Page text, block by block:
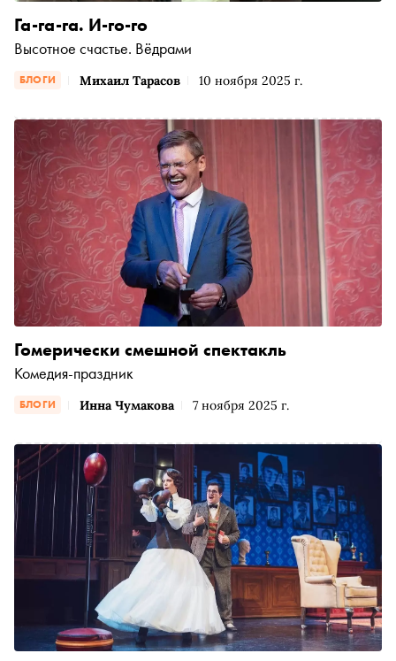
БЛОГИ Михаил Тарасов 10 ноября 2025 г.
Га-га-га. И-го-го
Высотное счастье. Вёдрами
БЛОГИ Инна Чумакова 7 ноября 2025 г.
Гомерически смешной спектакль
Комедия-праздник